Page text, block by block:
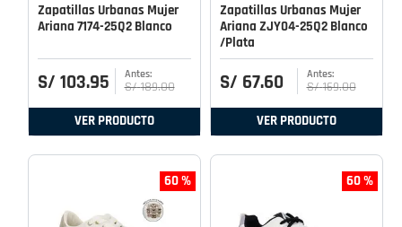
Zapatillas Urbanas Mujer
Ariana 7174-25Q2 Blanco
S/ 103.95 S/ 189.00
VER PRODUCTO
Zapatillas Urbanas Mujer
Ariana ZJY04-25Q2 Blanco
/Plata
S/ 67.60 S/ 169.00
VER PRODUCTO
60 % 60 %